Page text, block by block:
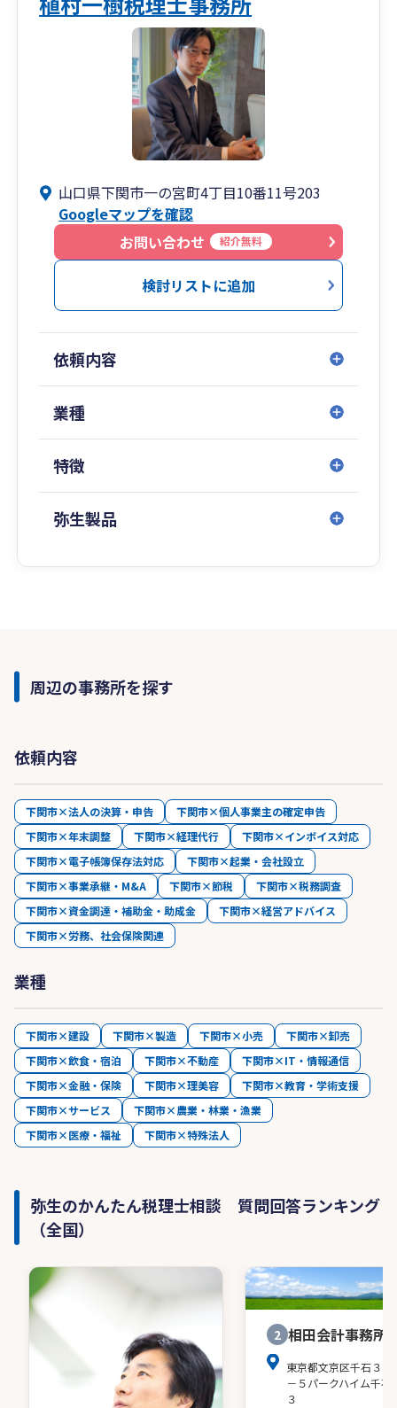
山口県下関市一の宮町4丁目10番11号203
Googleマップを確認
お問い合わせ
紹介無料
検討リストに追加
依頼内容
業種
特徴
弥生製品
周辺の事務所を探す
依頼内容
下関市×法人の決算・申告
下関市×個人事業主の確定申告
下関市×年末調整
下関市×経理代行
下関市×インボイス対応
下関市×電子帳簿保存法対応
下関市×起業・会社設立
下関市×事業承継・M&A
下関市×節税
下関市×税務調査
下関市×資金調達・補助金・助成金
下関市×経営アドバイス
下関市×労務、社会保険関連
業種
下関市×建設 下関市×製造 下関市×小売
下関市×卸売
下関市×飲食・宿泊
下関市×不動産
下関市×IT・情報通信
下関市×金融・保険
下関市×理美容
下関市×教育・学術支援
下関市×サービス
下関市×農業・林業・漁業
下関市×医療・福祉
下関市×特殊法人
弥生のかんたん税理士相談 質問回答ランキング
（全国）
2 相田会計事務所
東京都文京区千石３－
－５パークハイム千石
３